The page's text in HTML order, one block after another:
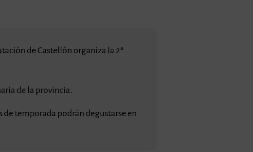
de Castellón organiza la 2ª
de la provincia.
de temporada podrán degustarse en